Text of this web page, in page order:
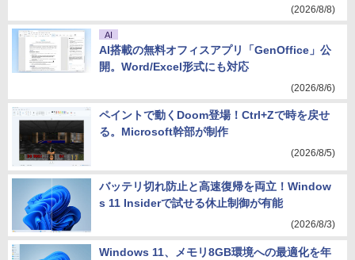
(2026/8/8)
AI
AI搭載の無料オフィスアプリ「GenOffice」公
開。Word/Excel形式にも対応
(2026/8/6)
ペイントで動くDoom登場！Ctrl+Zで時を戻せ
る。Microsoft幹部が制作
(2026/8/5)
バッテリ切れ防止と高速復帰を両立！Window
s 11 Insiderで試せる休止制御が有能
(2026/8/3)
Windows 11、メモリ8GB環境への最適化を年